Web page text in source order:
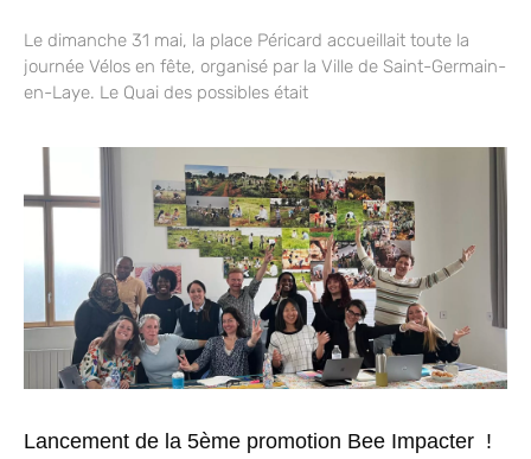
Le dimanche 31 mai, la place Péricard accueillait toute la
journée Vélos en fête, organisé par la Ville de Saint-Germain-
en-Laye. Le Quai des possibles était
Lancement de la 5ème promotion Bee Impacter !